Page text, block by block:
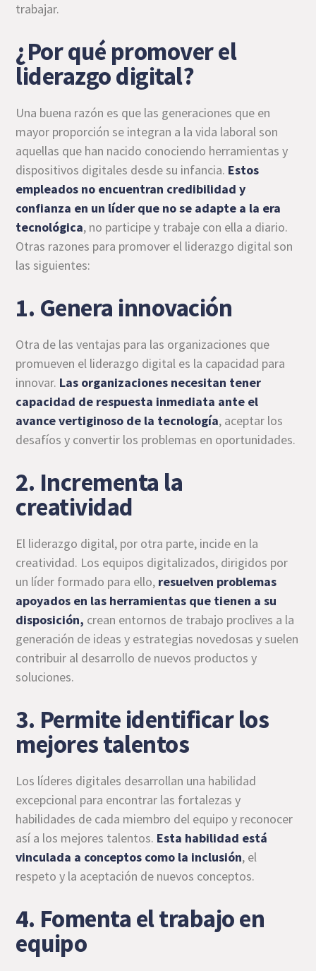
trabajar.
¿Por qué promover el
liderazgo digital?
Una buena razón es que las generaciones que en
mayor proporción se integran a la vida laboral son
aquellas que han nacido conociendo herramientas y
dispositivos digitales desde su infancia. Estos
empleados no encuentran credibilidad y
confianza en un líder que no se adapte a la era
tecnológica, no participe y trabaje con ella a diario.
Otras razones para promover el liderazgo digital son
las siguientes:
1. Genera innovación
Otra de las ventajas para las organizaciones que
promueven el liderazgo digital es la capacidad para
innovar. Las organizaciones necesitan tener
capacidad de respuesta inmediata ante el
avance vertiginoso de la tecnología, aceptar los
desafíos y convertir los problemas en oportunidades.
2. Incrementa la
creatividad
El liderazgo digital, por otra parte, incide en la
creatividad. Los equipos digitalizados, dirigidos por
un líder formado para ello, resuelven problemas
apoyados en las herramientas que tienen a su
disposición, crean entornos de trabajo proclives a la
generación de ideas y estrategias novedosas y suelen
contribuir al desarrollo de nuevos productos y
soluciones.
3. Permite identificar los
mejores talentos
Los líderes digitales desarrollan una habilidad
excepcional para encontrar las fortalezas y
habilidades de cada miembro del equipo y reconocer
así a los mejores talentos. Esta habilidad está
vinculada a conceptos como la inclusión, el
respeto y la aceptación de nuevos conceptos.
4. Fomenta el trabajo en
equipo